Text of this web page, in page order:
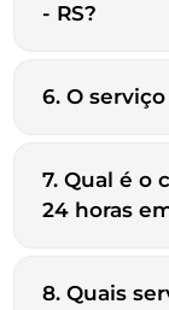
- RS?
6. O
7. Qual é o
24 horas
8. Quais